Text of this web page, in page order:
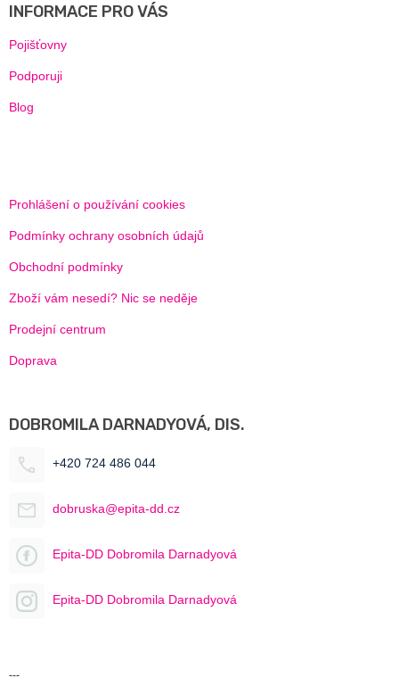
INFORMACE PRO VÁS
Pojišťovny
Podporuji
Blog
Prohlášení o používání cookies
Podmínky ochrany osobních údajů
Obchodní podmínky
Zboží vám nesedí? Nic se neděje
Prodejní centrum
Doprava
DOBROMILA DARNADYOVÁ, DIS.
+420 724 486 044
dobruska@epita-dd.cz
Epita-DD Dobromila Darnadyová
Epita-DD Dobromila Darnadyová
---